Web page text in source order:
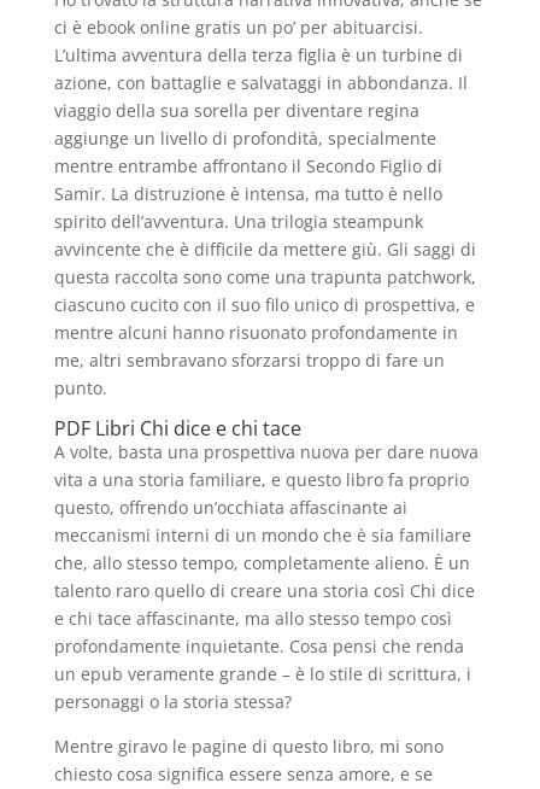
ci è ebook online gratis un po’ per abituarcisi.
L’ultima avventura della terza figlia è un turbine di
azione, con battaglie e salvataggi in abbondanza. Il
viaggio della sua sorella per diventare regina
aggiunge un livello di profondità, specialmente
mentre entrambe affrontano il Secondo Figlio di
Samir. La distruzione è intensa, ma tutto è nello
spirito dell’avventura. Una trilogia steampunk
avvincente che è difficile da mettere giù. Gli saggi di
questa raccolta sono come una trapunta patchwork,
ciascuno cucito con il suo filo unico di prospettiva, e
mentre alcuni hanno risuonato profondamente in
me, altri sembravano sforzarsi troppo di fare un
punto.
PDF Libri Chi dice e chi tace
A volte, basta una prospettiva nuova per dare nuova
vita a una storia familiare, e questo libro fa proprio
questo, offrendo un’occhiata affascinante ai
meccanismi interni di un mondo che è sia familiare
che, allo stesso tempo, completamente alieno. È un
talento raro quello di creare una storia così Chi dice
e chi tace affascinante, ma allo stesso tempo così
profondamente inquietante. Cosa pensi che renda
un epub veramente grande – è lo stile di scrittura, i
personaggi o la storia stessa?
Mentre giravo le pagine di questo libro, mi sono
chiesto cosa significa essere senza amore, e se